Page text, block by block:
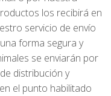
los recibirá en
servicio de envío
forma segura y
se enviarán por
distribución y
el punto habilitado